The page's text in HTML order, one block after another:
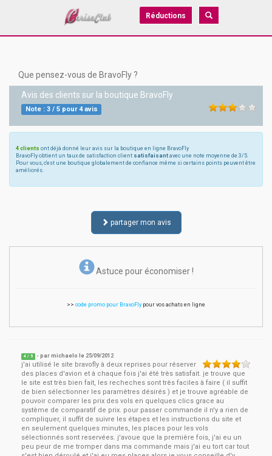
Réductions
Que pensez-vous de BravoFly ?
Avis des clients sur la boutique BravoFly
Note : 3/ 5pour4avis
4 clients ont déjà donné leur avis sur la boutique en ligne BravoFly
BravoFly obtient un taux de satisfaction client satisfaisant avec une note moyenne de 3/5.
Pour vous, c'est une boutique globalement de confiance même si certains points peuvent être
améliorés.
partager mon avis
Astuce pour économiser !
>> code promo pour BravoFly pour vos achats en ligne
4 / 5 - parmichaelo le 25/09/2012
j'ai utilisé le site bravofly à deux reprises pour réserver
des places d'avion et à chaque fois j'ai été très satisfait. je trouve que
le site est très bien fait, les recheches sont très faciles à faire ( il suffit
de bien sélectionner les paramètres désirés ) et je trouve agréable de
pouvoir comparer les prix des vols en quelques clics grace au
système de comparatif de prix. pour passer commande il n'y a rien de
compliquer, il suffit de suivre les étapes et les instructions du site et
en seulement quelques minutes, les places pour les vols
sélectionnés sont reservées. j'avoue que la première fois, j'ai eu un
peu peur de me tromper dans ma commande mais j'ai eu tort car tout